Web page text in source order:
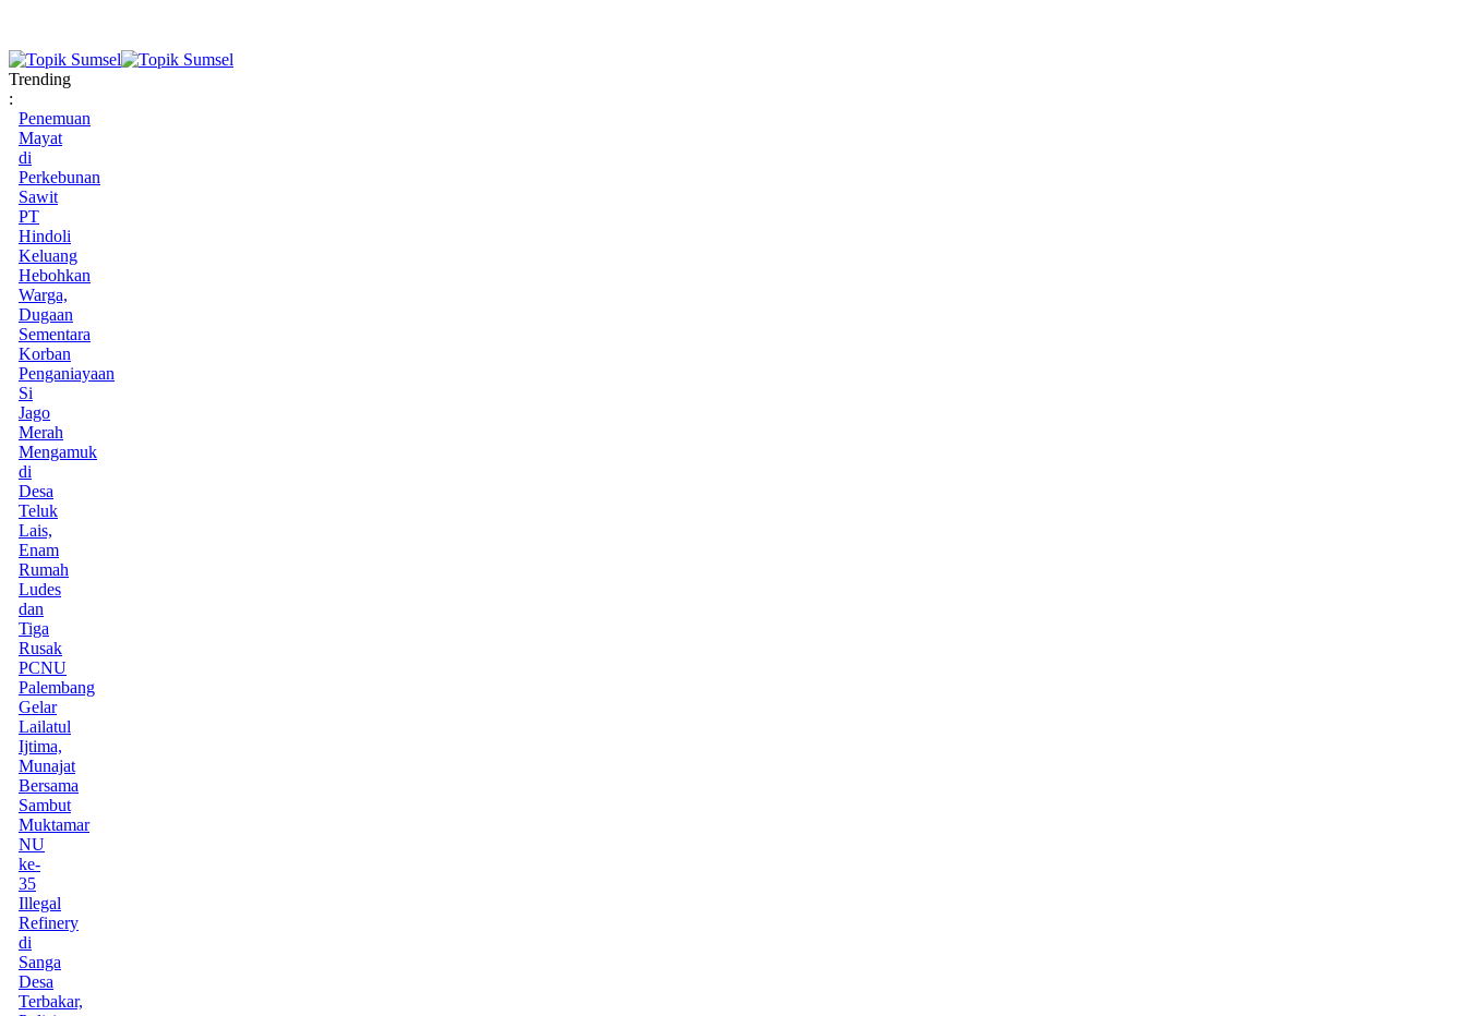
Trending
:
Penemuan
Mayat
di
Perkebunan
Sawit
PT
Hindoli
Keluang
Hebohkan
Warga,
Dugaan
Sementara
Korban
Penganiayaan
Si
Jago
Merah
Mengamuk
di
Desa
Teluk
Lais,
Enam
Rumah
Ludes
dan
Tiga
Rusak
PCNU
Palembang
Gelar
Lailatul
Ijtima,
Munajat
Bersama
Sambut
Muktamar
NU
ke-
35
Illegal
Refinery
di
Sanga
Desa
Terbakar,